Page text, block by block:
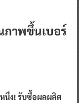
ภาพขึ้นเบอร์
นึ่ง! รับซื้อผลผลิต